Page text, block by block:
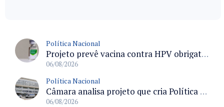
Política Nacional
Projeto prevê vacina contra HPV obrigatória e testes moleculares para rastreamento do câncer do colo do útero
06/08/2026
Política Nacional
Câmara analisa projeto que cria Política Nacional de Qualificação e Valorização da Preceptoria na Residência Médica
06/08/2026